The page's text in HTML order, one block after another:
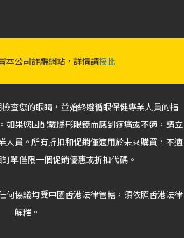
本公司詐騙網站，詳情請按此
查您的眼睛，並始終遵循眼保健專業人員的指
如果您因配戴隱形眼鏡而感到疼痛或不適，請立
人員。所有折扣和促銷僅適用於未來購買，不適
單僅限一個促銷優惠或折扣代碼。
何協議均受中國香港法律管轄，須依照香港法律
解釋。